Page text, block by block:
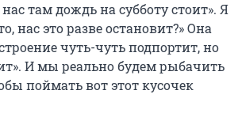
там дождь на субботу стоит». Я
нас это разве остановит?» Она
чуть-чуть подпортит, но
И мы реально будем рыбачить
поймать вот этот кусочек